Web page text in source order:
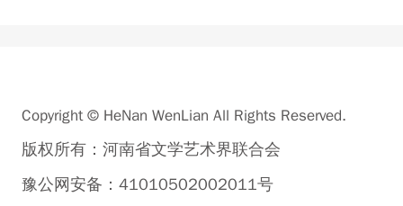
Copyright © HeNan WenLian All Rights Reserved.
版权所有：河南省文学艺术界联合会
豫公网安备：41010502002011号